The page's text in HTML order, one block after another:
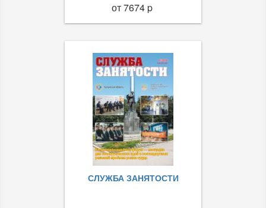
от 7674 p
СЛУЖБА ЗАНЯТОСТИ